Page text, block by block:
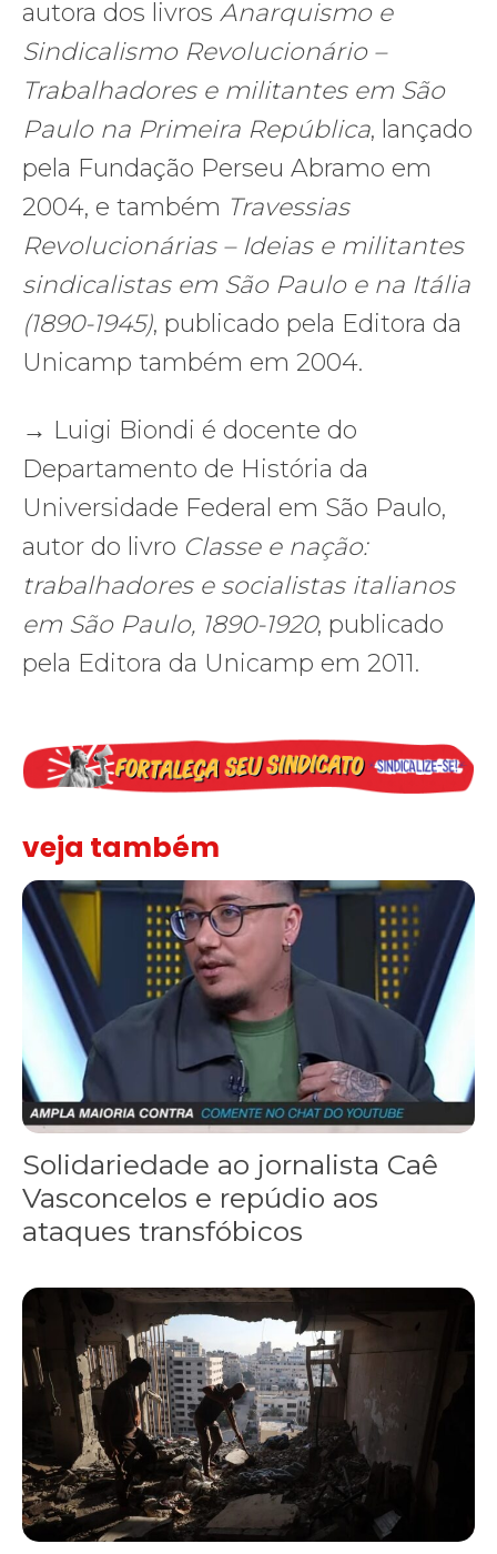
autora dos livros Anarquismo e
Sindicalismo Revolucionário –
Trabalhadores e militantes em São
Paulo na Primeira República, lançado
pela Fundação Perseu Abramo em
2004, e também Travessias
Revolucionárias – Ideias e militantes
sindicalistas em São Paulo e na Itália
(1890-1945), publicado pela Editora da
Unicamp também em 2004.
→ Luigi Biondi é docente do
Departamento de História da
Universidade Federal em São Paulo,
autor do livro Classe e nação:
trabalhadores e socialistas italianos
em São Paulo, 1890-1920, publicado
pela Editora da Unicamp em 2011.
veja também
Solidariedade ao jornalista Caê Vasconcelos e repúdio aos
Solidariedade ao jornalista Caê
Vasconcelos e repúdio aos
ataques transfóbicos
“Funeral para toda Gaza” — enquanto o Conselho da Paz